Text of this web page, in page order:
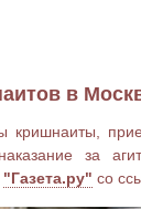
в
за
"Газета.ру" со